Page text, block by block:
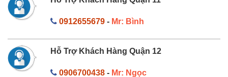
0912655679- Mr: Bình
Hỗ Trợ Khách Hàng Quận 12
0906700438- Mr: Ngọc